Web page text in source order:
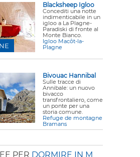
Blacksheep Igloo
Concediti una notte
indimenticabile in un
igloo a La Plagne-
Paradiski di fronte al
Monte Bianco.
Igloo Macôt-la-
Plagne
Bivouac Hannibal
Sulle tracce di
Annibale: un nuovo
bivacco
transfrontaliero, come
un ponte per una
storia comune.
Refuge de montagne
Bramans
PER DORMIRE IN M